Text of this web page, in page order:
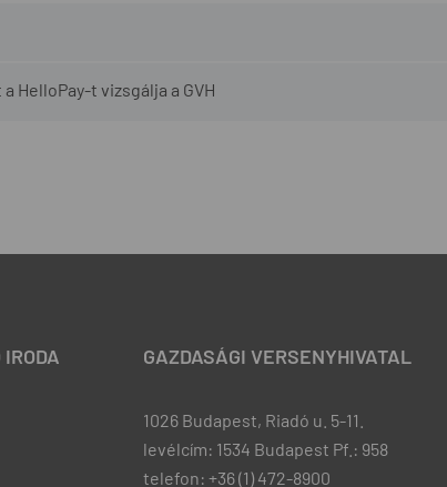
HelloPay-t vizsgálja a GVH
GAZDASÁGI VERSENYHIVATAL
1026 Budapest, Riadó u. 5-11.
levélcím: 1534 Budapest Pf.: 958
telefon: +36 (1) 472-8900